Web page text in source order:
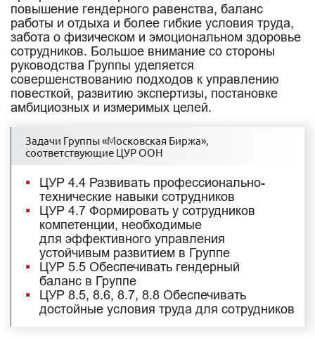
повышение гендерного равенства, баланс
работы и отдыха и более гибкие условия труда,
забота о физическом и эмоциональном здоровье
сотрудников. Большое внимание со стороны
руководства Группы уделяется
совершенствованию подходов к управлению
повесткой, развитию экспертизы, постановке
амбициозных и измеримых целей.
Задачи Группы «Московская Биржа»,
соответствующие ЦУР ООН
ЦУР 4.4 Развивать профессионально-
технические навыки сотрудников
ЦУР 4.7 Формировать у сотрудников
компетенции, необходимые
для эффективного управления
устойчивым развитием в Группе
ЦУР 5.5 Обеспечивать гендерный
баланс в Группе
ЦУР 8.5, 8.6, 8.7, 8.8 Обеспечивать
достойные условия труда для сотрудников